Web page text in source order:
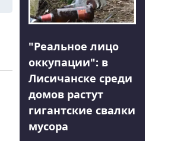
"Реальное лицо
оккупации": в
Лисичанске среди
домов растут
гигантские свалки
мусора